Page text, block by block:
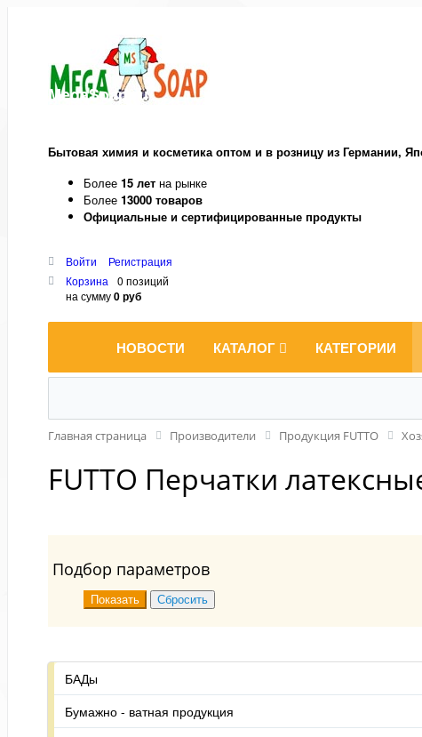
MegaSoap.ru
Бытовая химия и косметика оптом и в розницу из Германии,
Более 15 лет на рынке
Более 13000 товаров
Официальные и сертифицированные продукты
Войти
Регистрация
Корзина
0 позиций
на сумму0 руб
НОВОСТИ КАТАЛОГ КАТЕГОРИИ
Главная страница Производители Продукция FUTTO
FUTTO Перчатки
Подбор параметров
БАДы
Бумажно - ватная продукция